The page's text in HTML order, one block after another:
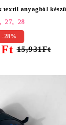
textil anyagból
27, 28
-28%
15,931Ft